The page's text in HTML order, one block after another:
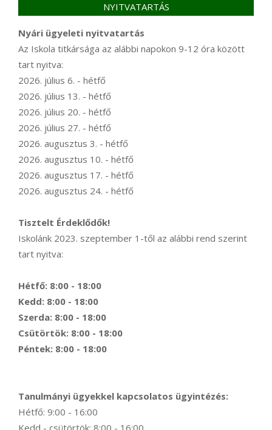
NYITVATARTÁS
Nyári ügyeleti nyitvatartás
Az Iskola titkársága az alábbi napokon 9-12 óra között
tart nyitva:
2026. július 6. - hétfő
2026. július 13. - hétfő
2026. július 20. - hétfő
2026. július 27. - hétfő
2026. augusztus 3. - hétfő
2026. augusztus 10. - hétfő
2026. augusztus 17. - hétfő
2026. augusztus 24. - hétfő
Tisztelt Érdeklődők!
Iskolánk 2023. szeptember 1-től az alábbi rend szerint
tart nyitva:
Hétfő: 8:00 - 18:00
Kedd: 8:00 - 18:00
Szerda: 8:00 - 18:00
Csütörtök: 8:00 - 18:00
Péntek: 8:00 - 18:00
Tanulmányi ügyekkel kapcsolatos ügyintézés:
Hétfő: 9:00 - 16:00